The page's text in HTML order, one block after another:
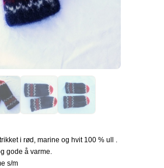
i rød, marine og hvit 100 % ull .
gode å varme.
s/m